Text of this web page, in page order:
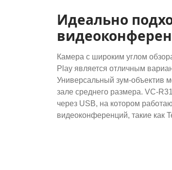
Идеально
Камера с широким углом
Play является отличным
Универсальный зум-объектив
зале среднего размера. VC-
через USB, на котором
видеоконференций, такие как